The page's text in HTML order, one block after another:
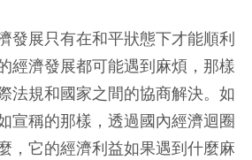
發展只有在和平狀態下才能順利
經濟發展都可能遇到麻煩，那樣
法規和國家之間的協商解決。如
宣稱的那樣，透過國內經濟迴圈
，它的經濟利益如果遇到什麼麻